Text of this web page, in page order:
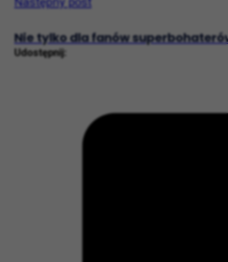
Następny post